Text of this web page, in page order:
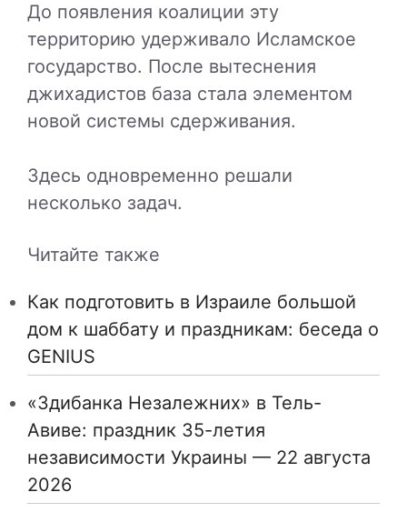
До появления коалиции эту
территорию удерживало Исламское
государство. После вытеснения
джихадистов база стала элементом
новой системы сдерживания.
Здесь одновременно решали
несколько задач.
Читайте также
Как подготовить в Израиле большой
дом к шаббату и праздникам: беседа о
GENIUS
«Здибанка Незалежних» в Тель-
Авиве: праздник 35-летия
независимости Украины — 22 августа
2026